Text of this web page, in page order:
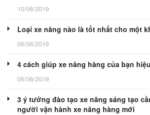
10/06/2019
Loại xe nâng nào là tốt nhất cho một
06/06/2019
4 cách giúp xe nâng hàng của bạn
06/06/2019
3 ý tưởng đào tạo xe nâng sáng tạo
người vận hành xe nâng hàng mới